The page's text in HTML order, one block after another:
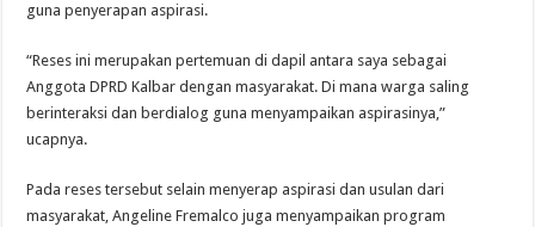
guna penyerapan aspirasi.
“Reses ini merupakan pertemuan di dapil antara saya sebagai
Anggota DPRD Kalbar dengan masyarakat. Di mana warga saling
berinteraksi dan berdialog guna menyampaikan aspirasinya,”
ucapnya.
Pada reses tersebut selain menyerap aspirasi dan usulan dari
masyarakat, Angeline Fremalco juga menyampaikan program